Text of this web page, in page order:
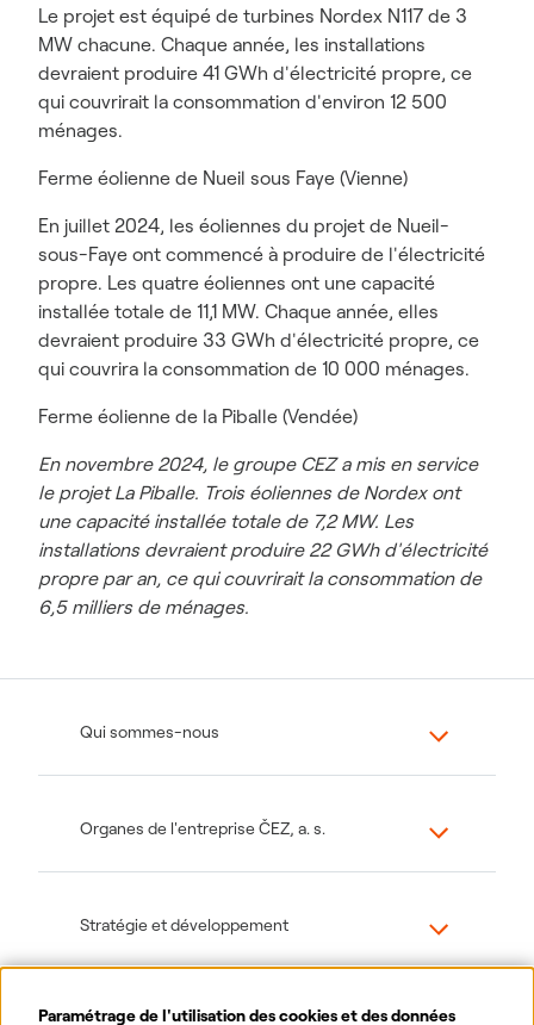
Paramétrage de l'utilisation des cookies et des données
Le projet est équipé de turbines Nordex N117 de 3
MW chacune. Chaque année, les installations
devraient produire 41 GWh d'électricité propre, ce
qui couvrirait la consommation d'environ 12 500
ménages.
Ferme éolienne de Nueil sous Faye (Vienne)
En juillet 2024, les éoliennes du projet de Nueil-
sous-Faye ont commencé à produire de l'électricité
propre. Les quatre éoliennes ont une capacité
installée totale de 11,1 MW. Chaque année, elles
devraient produire 33 GWh d'électricité propre, ce
qui couvrira la consommation de 10 000 ménages.
Ferme éolienne de la Piballe (Vendée)
En novembre 2024, le groupe CEZ a mis en service
le projet La Piballe. Trois éoliennes de Nordex ont
une capacité installée totale de 7,2 MW. Les
installations devraient produire 22 GWh d'électricité
propre par an, ce qui couvrirait la consommation de
6,5 milliers de ménages.
Qui sommes-nous
Organes de l'entreprise ČEZ, a. s.
Stratégie et développement